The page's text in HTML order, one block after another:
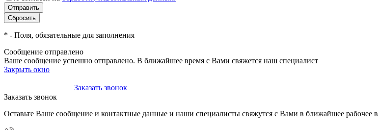
* - Поля, обязательные для заполнения
Сообщение отправлено
Ваше сообщение успешно отправлено. В ближайшее время с Вами свяжется наш специалист
Закрыть окно
Заказать звонок
Заказать звонок
Оставьте Ваше сообщение и контактные данные и наши специалисты свяжутся с Вами в ближайшее рабочее